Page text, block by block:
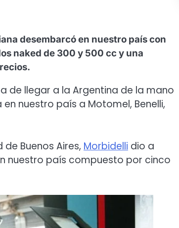
desembarcó en nuestro país con
naked de 300 y 500 cc y una
de llegar a la Argentina de la mano
nuestro país a Motomel, Benelli,
Buenos Aires, Morbidelli dio a
nuestro país compuesto por cinco